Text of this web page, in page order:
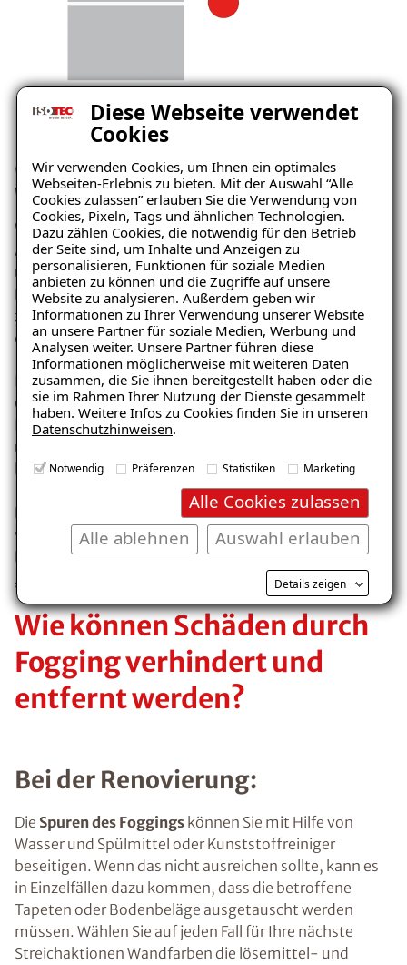
Diese Webseite verwendet
Cookies
Wir verwenden Cookies, um Ihnen ein optimales
Webseiten-Erlebnis zu bieten. Mit der Auswahl “Alle
Cookies zulassen” erlauben Sie die Verwendung von
Cookies, Pixeln, Tags und ähnlichen Technologien.
Dazu zählen Cookies, die notwendig für den Betrieb
der Seite sind, um Inhalte und Anzeigen zu
personalisieren, Funktionen für soziale Medien
anbieten zu können und die Zugriffe auf unsere
Website zu analysieren. Außerdem geben wir
Informationen zu Ihrer Verwendung unserer Website
an unsere Partner für soziale Medien, Werbung und
Analysen weiter. Unsere Partner führen diese
Informationen möglicherweise mit weiteren Daten
zusammen, die Sie ihnen bereitgestellt haben oder die
sie im Rahmen Ihrer Nutzung der Dienste gesammelt
haben. Weitere Infos zu Cookies finden Sie in unseren
Datenschutzhinweisen.
Notwendig Präferenzen Statistiken Marketing
Alle Cookies zulassen
Auswahl erlauben
Alle ablehnen
Details zeigen
Wärmebrücken in Verbindung mit schlechtem Lüftungsverhalten
verstärken die Gefahr von Fogging
Wärmebrücken, intensivere Dämmung und
Abdichtung der Gebäudehüllen in Verbindung mit einer
unzureichenden Lüftung verhindern den
Luftaustausch.Wärmebrückenentstehen, wenn
zwischen der Oberflächentemperatur der Außen- und
der Innenwand ein größerer Unterschied besteht.
Im Sommer herrscht meist eine hohe
Oberflächentemperatur der Aussenwand und die
Innenseite ist viel kühler. Im Winter ist das dann genau
umgekehrt. Bereiche wie Fensterrahmen und
herausragende Balkone sind besonders anfällig.
Eine erhöhte Staubkonzentrationin der Raumluft,
vermehrt russende Kerzen mit periodischem
Heizverhalten fördern das Aufkommen das Phänomen
„der schwarzen Wohnung“.
Wie können Schäden durch
Fogging verhindert und
entfernt werden?
Bei der Renovierung:
Die Spuren des Foggings können Sie mit Hilfe von
Wasser und Spülmittel oder Kunststoffreiniger
beseitigen. Wenn das nicht ausreichen sollte, kann es
in Einzelfällen dazu kommen, dass die betroffene
Tapeten oder Bodenbeläge ausgetauscht werden
müssen. Wählen Sie auf jeden Fall für Ihre nächste
Streichaktionen Wandfarben die lösemittel- und